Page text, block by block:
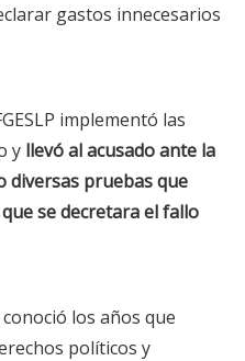
gastos innecesarios
implementó las
y llevó al acusado ante la
diversas pruebas que
se decretara el fallo
los años que
políticos y